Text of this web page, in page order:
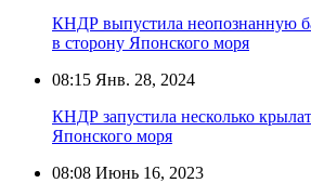
КНДР выпустила неопознанную
в сторону Японского моря
08:15 Янв. 28, 2024
КНДР запустила несколько
Японского моря
08:08 Июнь 16, 2023